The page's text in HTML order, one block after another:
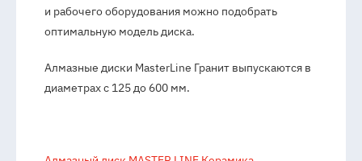
и рабочего оборудования можно подобрать
оптимальную модель диска.
Алмазные диски MasterLine Гранит выпускаются в
диаметрах с 125 до 600 мм.